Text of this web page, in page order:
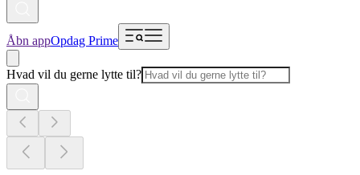
Åbn appOpdag Prime
Hvad vil du gerne lytte til?